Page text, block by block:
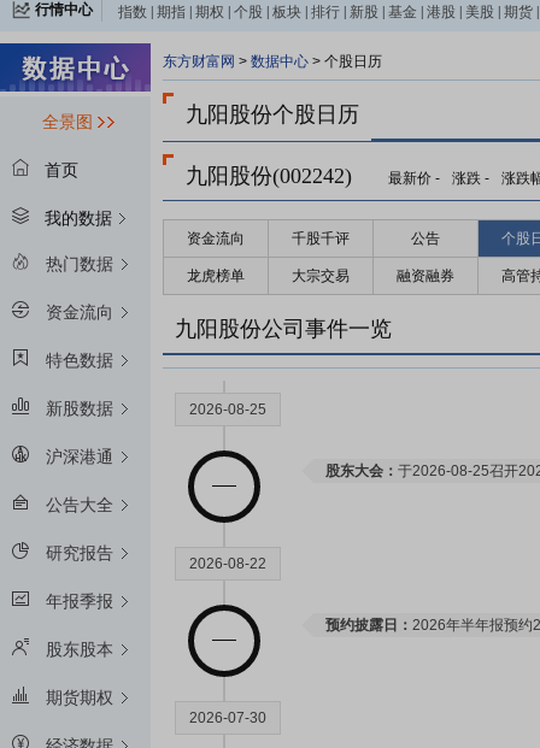
行情中心 指数 期指 期权 个股 板块 排行 新股 基金 港股 美股 期货
全景图
首页
我的数据
热门数据
资金流向
特色数据
新股数据
沪深港通
公告大全
研究报告
年报季报
股东股本
期货期权
东方财富网 > 数据中心 > 个股日历
九阳股份个股日历
九阳股份(002242) 最新价 - 涨跌 - 涨跌
资金流向 千股千评 公告 个股
龙虎榜单 大宗交易 融资融券 高管
九阳股份公司事件一览
2026-08-25
股东大会： 于2026-08-25召开
2026-08-22
预约披露日： 2026年半年报预约
2026-07-30